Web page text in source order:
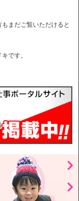
まだご覧いただけると
です。